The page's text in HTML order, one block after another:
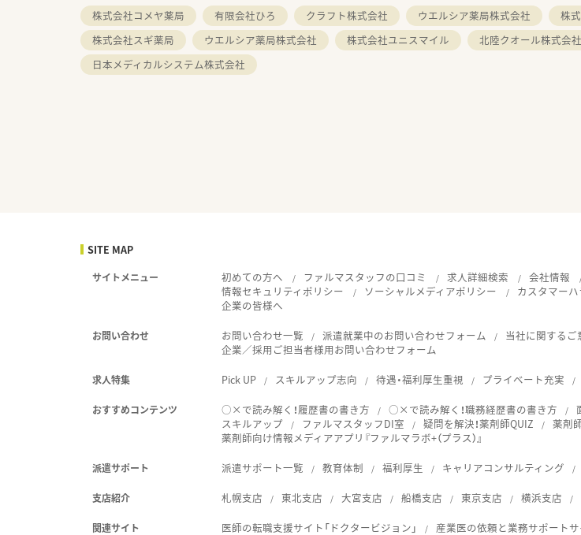
株式会社コメヤ薬局
有限会社ひろ クラフト株式会社 ウエルシア薬局株式会社 株
株式会社スギ薬局
ウエルシア薬局株式会社 株式会社ユニスマイル 北陸クオール株式会社
日本メディカルシステム株式会社
SITE MAP
サイトメニュー 初めての方へ ファルマスタッフの口コミ 求人詳細検索 会社情報
情報セキュリティポリシー
ソーシャルメディアポリシー カスタマー
企業の皆様へ
お問い合わせ お問い合わせ一覧 派遣就業中のお問い合わせフォーム 当社に関するご
企業／採用ご担当者様用お問い合わせフォーム
求人特集 Pick UP スキルアップ志向 待遇・福利厚生重視 プライベート充実
おすすめコンテンツ ○×で読み解く！履歴書の書き方 ○×で読み解く！職務経歴書の書き方
スキルアップ
ファルマスタッフDI室 疑問を解決！薬剤師QUIZ 薬剤
薬剤師向け情報メディアアプリ『ファルマラボ+（プラス）』
派遣サポート 派遣サポート一覧 教育体制 福利厚生 キャリアコンサルティング
支店紹介 札幌支店 東北支店 大宮支店 船橋支店 東京支店 横浜支店
関連サイト 医師の転職支援サイト「ドクタービジョン」 産業医の依頼と業務サポートサ